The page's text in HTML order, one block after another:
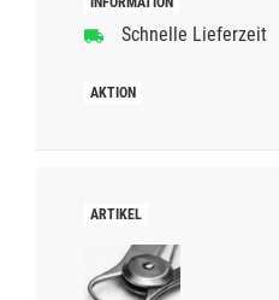
Schnelle Lieferzeit